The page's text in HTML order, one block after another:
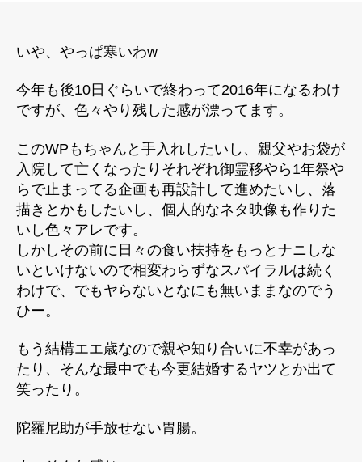
いや、やっぱ寒いわw
今年も後10日ぐらいで終わって2016年になるわけ
ですが、色々やり残した感が漂ってます。
このWPもちゃんと手入れしたいし、親父やお袋が
入院して亡くなったりそれぞれ御霊移やら1年祭や
らで止まってる企画も再設計して進めたいし、落
描きとかもしたいし、個人的なネタ映像も作りた
いし色々アレです。
しかしその前に日々の食い扶持をもっとナニしな
いといけないので相変わらずなスパイラルは続く
わけで、でもヤらないとなにも無いままなのでう
ひー。
もう結構エエ歳なので親や知り合いに不幸があっ
たり、そんな最中でも今更結婚するヤツとか出て
笑ったり。
陀羅尼助が手放せない胃腸。